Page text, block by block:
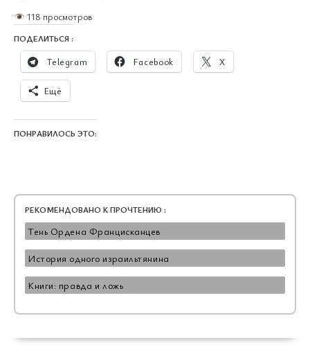
118 просмотров
ПОДЕЛИТЬСЯ :
Telegram Facebook X
Ещё
ПОНРАВИЛОСЬ ЭТО:
РЕКОМЕНДОВАНО К ПРОЧТЕНИЮ :
Тень Ордена Францисканцев
История одного израильтянина
Книги: правда и ложь